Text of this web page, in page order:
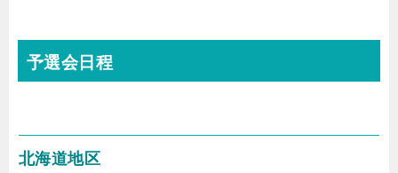
予選会日程
北海道地区